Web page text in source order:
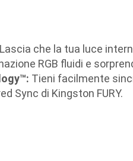
che la tua luce
RGB fluidi e
Tieni facilmente
Sync di Kingston FURY.